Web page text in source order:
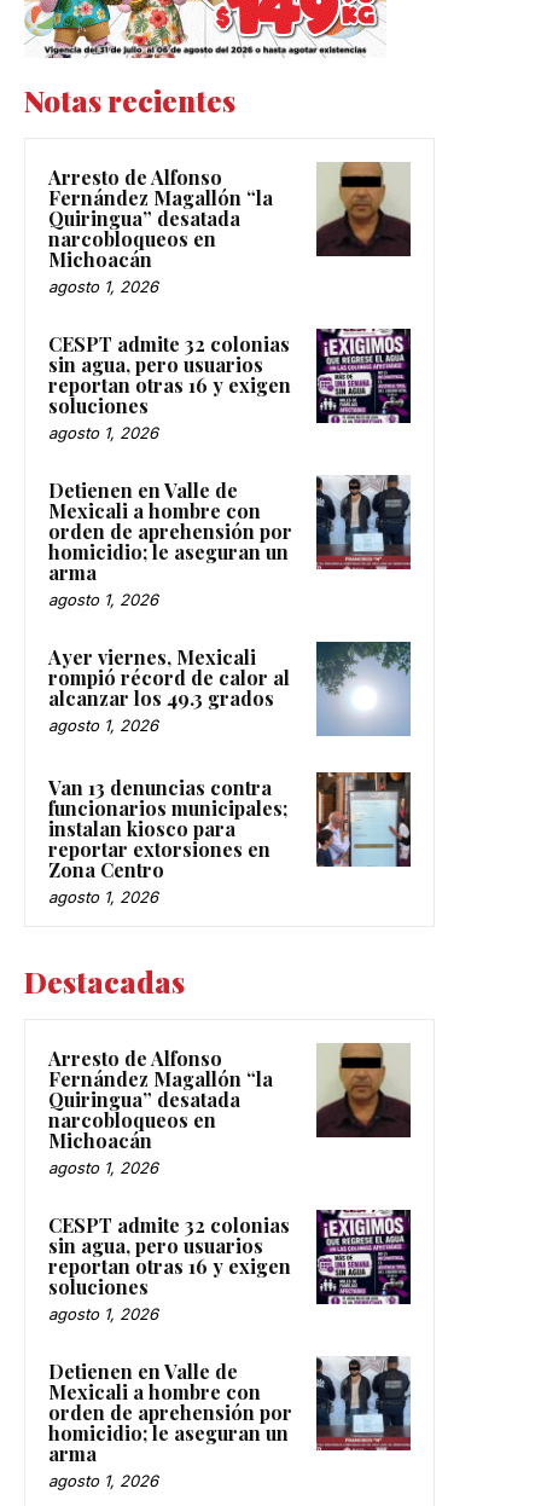
Notas recientes
Arresto de Alfonso
Fernández Magallón “la
Quiringua” desatada
narcobloqueos en
Michoacán
agosto 1, 2026
CESPT admite 32 colonias
sin agua, pero usuarios
reportan otras 16 y exigen
soluciones
agosto 1, 2026
Detienen en Valle de
Mexicali a hombre con
orden de aprehensión por
homicidio; le aseguran un
arma
agosto 1, 2026
Ayer viernes, Mexicali
rompió récord de calor al
alcanzar los 49.3 grados
agosto 1, 2026
Van 13 denuncias contra
funcionarios municipales;
instalan kiosco para
reportar extorsiones en
Zona Centro
agosto 1, 2026
Destacadas
Arresto de Alfonso
Fernández Magallón “la
Quiringua” desatada
narcobloqueos en
Michoacán
agosto 1, 2026
CESPT admite 32 colonias
sin agua, pero usuarios
reportan otras 16 y exigen
soluciones
agosto 1, 2026
Detienen en Valle de
Mexicali a hombre con
orden de aprehensión por
homicidio; le aseguran un
arma
agosto 1, 2026